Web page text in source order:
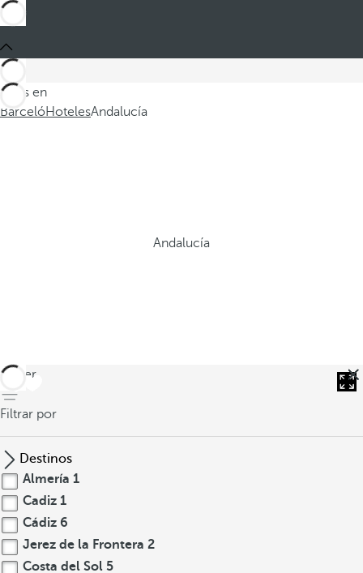
Estás en
BarcelóHotelesAndalucía
Andalucía
volver
Filtrar por
Destinos
Almería 1
Cadiz 1
Cádiz 6
Jerez de la Frontera 2
Costa del Sol 5